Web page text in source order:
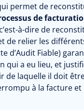
permet de
de
à-dire de
de relier les
d’Audit Fiable)
qui a eu lieu, et
de laquelle il doit
à la facture et